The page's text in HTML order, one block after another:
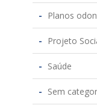
Planos
Projeto
Saúde
Sem